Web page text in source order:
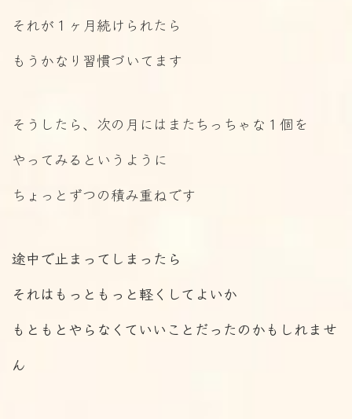
それが１ヶ月続けられたら
もうかなり習慣づいてます
そうしたら、次の月にはまたちっちゃな１個を
やってみるというように
ちょっとずつの積み重ねです
途中で止まってしまったら
それはもっともっと軽くしてよいか
もともとやらなくていいことだったのかもしれませ
ん